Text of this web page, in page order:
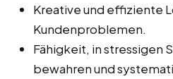
Kreative und effiziente
Kundenproblemen.
Fähigkeit, in stressigen
bewahren und